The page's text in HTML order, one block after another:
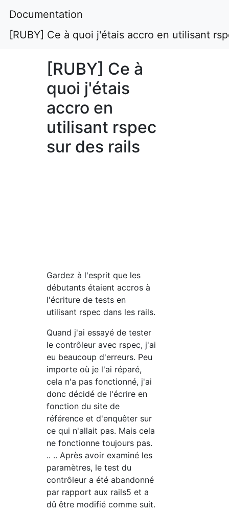
Documentation
[RUBY] Ce à quoi j'étais accro en utilisant
[RUBY] Ce à
quoi j'étais
accro en
utilisant rspec
sur des rails
Gardez à l'esprit que les
débutants étaient accros à
l'écriture de tests en
utilisant rspec dans les rails.
Quand j'ai essayé de tester
le contrôleur avec rspec, j'ai
eu beaucoup d'erreurs. Peu
importe où je l'ai réparé,
cela n'a pas fonctionné, j'ai
donc décidé de l'écrire en
fonction du site de
référence et d'enquêter sur
ce qui n'allait pas. Mais cela
ne fonctionne toujours pas.
.. .. Après avoir examiné les
paramètres, le test du
contrôleur a été abandonné
par rapport aux rails5 et a
dû être modifié comme suit.